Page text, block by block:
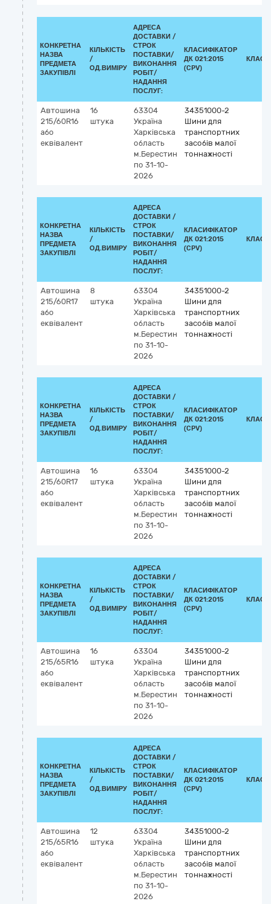
КОНКРЕТНА
НАЗВА
ПРЕДМЕТА
ЗАКУПІВЛІ
КІЛЬКІСТЬ
/
ОД.ВИМІРУ
АДРЕСА
ДОСТАВКИ /
СТРОК
ПОСТАВКИ/
ВИКОНАННЯ
РОБІТ/
НАДАННЯ
ПОСЛУГ:
КЛАСИФІКАТОР
ДК 021:2015
(CPV)
Автошина
215/60R16
або
еквівалент
16
штука
63304
Україна
Харківська
область
м.Берестин
по 31-10-
2026
34351000-2
Шини для
транспортних
засобів малої
тоннажності
КОНКРЕТНА
НАЗВА
ПРЕДМЕТА
ЗАКУПІВЛІ
КІЛЬКІСТЬ
/
ОД.ВИМІРУ
АДРЕСА
ДОСТАВКИ /
СТРОК
ПОСТАВКИ/
ВИКОНАННЯ
РОБІТ/
НАДАННЯ
ПОСЛУГ:
КЛАСИФІКАТОР
ДК 021:2015
(CPV)
Автошина
215/60R17
або
еквівалент
8
штука
63304
Україна
Харківська
область
м.Берестин
по 31-10-
2026
34351000-2
Шини для
транспортних
засобів малої
тоннажності
КОНКРЕТНА
НАЗВА
ПРЕДМЕТА
ЗАКУПІВЛІ
КІЛЬКІСТЬ
/
ОД.ВИМІРУ
АДРЕСА
ДОСТАВКИ /
СТРОК
ПОСТАВКИ/
ВИКОНАННЯ
РОБІТ/
НАДАННЯ
ПОСЛУГ:
КЛАСИФІКАТОР
ДК 021:2015
(CPV)
Автошина
215/60R17
або
еквівалент
16
штука
63304
Україна
Харківська
область
м.Берестин
по 31-10-
2026
34351000-2
Шини для
транспортних
засобів малої
тоннажності
КОНКРЕТНА
НАЗВА
ПРЕДМЕТА
ЗАКУПІВЛІ
КІЛЬКІСТЬ
/
ОД.ВИМІРУ
АДРЕСА
ДОСТАВКИ /
СТРОК
ПОСТАВКИ/
ВИКОНАННЯ
РОБІТ/
НАДАННЯ
ПОСЛУГ:
КЛАСИФІКАТОР
ДК 021:2015
(CPV)
Автошина
215/65R16
або
еквівалент
16
штука
63304
Україна
Харківська
область
м.Берестин
по 31-10-
2026
34351000-2
Шини для
транспортних
засобів малої
тоннажності
КОНКРЕТНА
НАЗВА
ПРЕДМЕТА
ЗАКУПІВЛІ
КІЛЬКІСТЬ
/
ОД.ВИМІРУ
АДРЕСА
ДОСТАВКИ /
СТРОК
ПОСТАВКИ/
ВИКОНАННЯ
РОБІТ/
НАДАННЯ
ПОСЛУГ:
КЛАСИФІКАТОР
ДК 021:2015
(CPV)
Автошина
215/65R16
або
еквівалент
12
штука
63304
Україна
Харківська
область
м.Берестин
по 31-10-
2026
34351000-2
Шини для
транспортних
засобів малої
тоннажності